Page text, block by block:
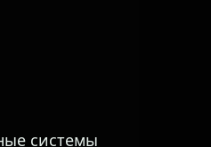
системы